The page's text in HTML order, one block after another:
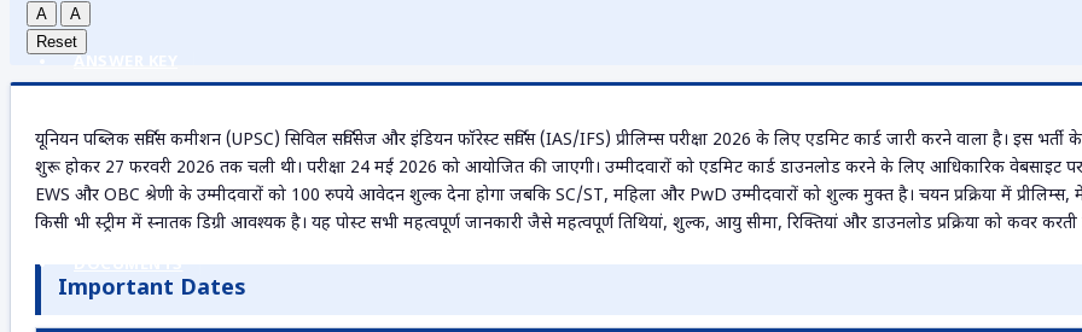
ADMISSION
A
A
Reset
यूनियन पब्लिक सर्विस कमीशन (UPSC) सिविल सर्विसेज और इंडियन फॉरेस्ट सर्विस (IAS/IFS) प्रीलिम्स परीक्षा 2026 के लिए एडमिट कार्ड जारी करने वाला है। इस
शुरू होकर 27 फरवरी 2026 तक चली थी। परीक्षा 24 मई 2026 को आयोजित की जाएगी। उम्मीदवारों को एडमिट कार्ड डाउनलोड करने के लिए आधिकारिक वेबसाइट
EWS और OBC श्रेणी के उम्मीदवारों को 100 रुपये आवेदन शुल्क देना होगा जबकि SC/ST, महिला और PwD उम्मीदवारों को शुल्क मुक्त है। चयन प्रक्रिया में प्रीलिम्स,
किसी भी स्ट्रीम में स्नातक डिग्री आवश्यक है। यह पोस्ट सभी महत्वपूर्ण जानकारी जैसे महत्वपूर्ण तिथियां, शुल्क, आयु सीमा, रिक्तियां और डाउनलोड प्रक्रिया को कवर करती
Important Dates